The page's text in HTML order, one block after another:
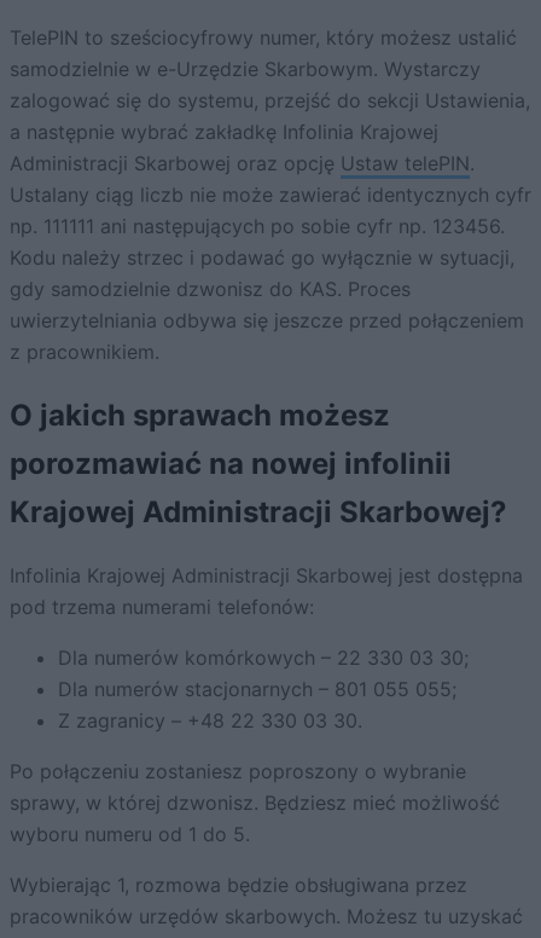
TelePIN to sześciocyfrowy numer, który możesz ustalić
samodzielnie w e-Urzędzie Skarbowym. Wystarczy
zalogować się do systemu, przejść do sekcji Ustawienia,
a następnie wybrać zakładkę Infolinia Krajowej
Administracji Skarbowej oraz opcję Ustaw telePIN.
Ustalany ciąg liczb nie może zawierać identycznych cyfr
np. 111111 ani następujących po sobie cyfr np. 123456.
Kodu należy strzec i podawać go wyłącznie w sytuacji,
gdy samodzielnie dzwonisz do KAS. Proces
uwierzytelniania odbywa się jeszcze przed połączeniem
z pracownikiem.
O jakich sprawach możesz
porozmawiać na nowej infolinii
Krajowej Administracji Skarbowej?
Infolinia Krajowej Administracji Skarbowej jest dostępna
pod trzema numerami telefonów:
Dla numerów komórkowych – 22 330 03 30;
Dla numerów stacjonarnych – 801 055 055;
Z zagranicy – +48 22 330 03 30.
Po połączeniu zostaniesz poproszony o wybranie
sprawy, w której dzwonisz. Będziesz mieć możliwość
wyboru numeru od 1 do 5.
Wybierając 1, rozmowa będzie obsługiwana przez
pracowników urzędów skarbowych. Możesz tu uzyskać